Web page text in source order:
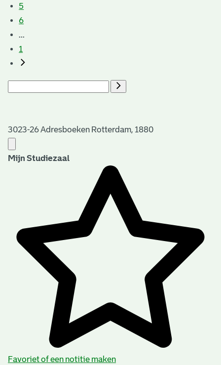
5
6
...
1
3023-26 Adresboeken Rotterdam, 1880
Mijn Studiezaal
Favoriet of een notitie maken